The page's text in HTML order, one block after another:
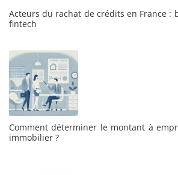
Acteurs du rachat de crédits en France :
fintech
Comment déterminer le montant à
immobilier ?